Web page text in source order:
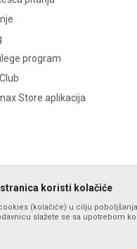
program
Store aplikacija
stranica koristi kolačiće
(kolačiće) u cilju
slažete se sa upotrebom